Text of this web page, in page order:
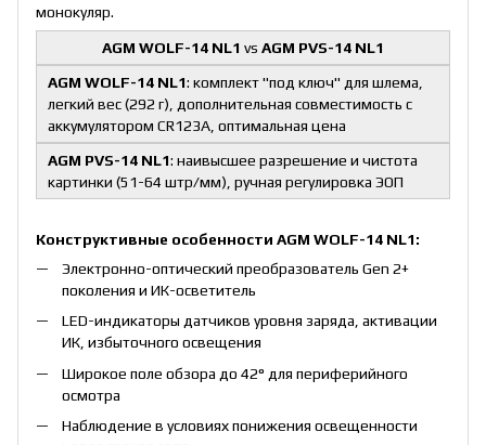
монокуляр.
AGM WOLF-14 NL1 vs AGM PVS-14 NL1
AGM WOLF-14 NL1: комплект "под ключ" для шлема,
легкий вес (292 г), дополнительная совместимость с
аккумулятором CR123A, оптимальная цена
AGM PVS-14 NL1: наивысшее разрешение и чистота
картинки (51-64 штр/мм), ручная регулировка ЭОП
Конструктивные особенности AGM WOLF-14 NL1:
Электронно-оптический преобразователь Gen 2+
поколения и ИК-осветитель
LED-индикаторы датчиков уровня заряда, активации
ИК, избыточного освещения
Широкое поле обзора до 42° для периферийного
осмотра
Наблюдение в условиях понижения освещенности